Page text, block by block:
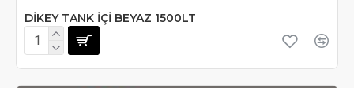
DİKEY TANK İÇİ BEYAZ 1500LT